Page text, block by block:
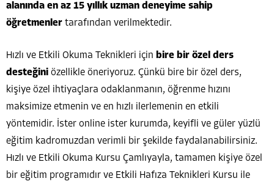
alanında en az 15 yıllık uzman deneyime sahip
öğretmenler tarafından verilmektedir.
Hızlı ve Etkili Okuma Teknikleri için bire bir özel ders
desteğini özellikle öneriyoruz. Çünkü bire bir özel ders,
kişiye özel ihtiyaçlara odaklanmanın, öğrenme hızını
maksimize etmenin ve en hızlı ilerlemenin en etkili
yöntemidir. İster online ister kurumda, keyifli ve güler yüzlü
eğitim kadromuzdan verimli bir şekilde faydalanabilirsiniz.
Hızlı ve Etkili Okuma Kursu Çamlıyayla, tamamen kişiye özel
bir eğitim programıdır ve Etkili Hafıza Teknikleri Kursu ile